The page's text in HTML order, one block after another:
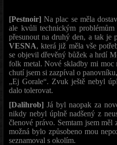
[Pestnoir] Na plac se měla
ale kvůli technickým
přesunout na druhý den, a tak je
VESNA, která již měla vše
se objevil dřevěný bůžek a hrdí
folk metal. Nové skladby mi moc
chutí jsem si zazpíval o
„Ej Gorale“. Zvuk ještě nebyl
dalo tolerovat.
[Dalihrob] Já byl naopak za
nikdy nebyl úplně nadšený z
členové právo. Semtam jsem
možná bylo způsobeno mou
seznamoval s okolím.